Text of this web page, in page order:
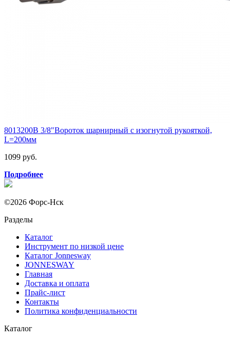
8013200B 3/8"Вороток шарнирный с изогнутой рукояткой,
L=200мм
1099 руб.
Подробнее
©2026 Форс-Нск
Разделы
Каталог
Инструмент по низкой цене
Каталог Jonnesway
JONNESWAY
Главная
Доставка и оплата
Прайс-лист
Контакты
Политика конфиденциальности
Каталог